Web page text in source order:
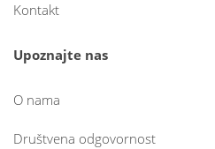
Kontakt
Upoznajte nas
O nama
Društvena odgovornost